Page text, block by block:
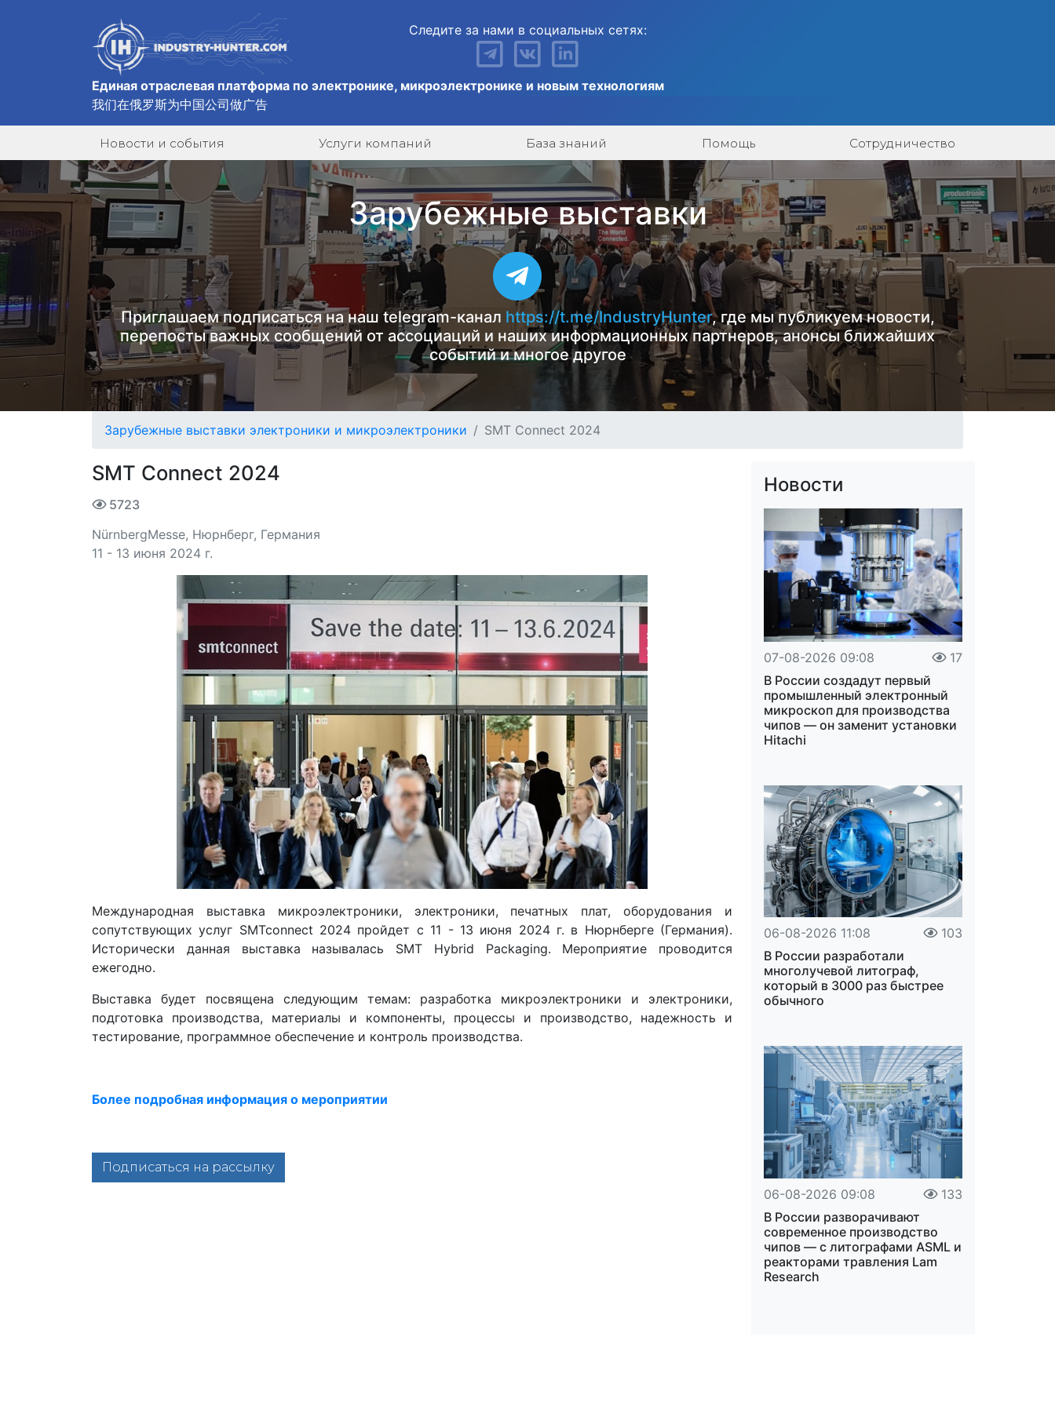
Следите за нами в социальных сетях:
Единая отраслевая платформа по электронике, микроэлектронике и новым технологиям
我们在俄罗斯为中国公司做广告
Новости и события Услуги компаний База знаний Помощь Сотрудничество
Зарубежные выставки
Приглашаем подписаться на наш telegram-канал https://t.me/IndustryHunter, где мы публикуем новости,
перепосты важных сообщений от ассоциаций и наших информационных партнеров, анонсы ближайших
событий и многое другое
Зарубежные выставки электроники и микроэлектроники SMT Connect 2024
SMT Connect 2024
5723
NürnbergMesse, Нюрнберг, Германия
11 - 13 июня 2024 г.
Международная выставка микроэлектроники, электроники, печатных плат, оборудования и
сопутствующих услуг SMTconnect 2024 пройдет с 11 - 13 июня 2024 г. в Нюрнберге (Германия).
Исторически данная выставка называлась SMT Hybrid Packaging. Мероприятие проводится
ежегодно.
Выставка будет посвящена следующим темам: разработка микроэлектроники и электроники,
подготовка производства, материалы и компоненты, процессы и производство, надежность и
тестирование, программное обеспечение и контроль производства.
Более подробная информация о мероприятии
Подписаться на рассылку
Новости
07-08-2026 09:08
17
В России создадут первый
промышленный электронный
микроскоп для производства
чипов — он заменит установки
Hitachi
06-08-2026 11:08
103
В России разработали
многолучевой литограф,
который в 3000 раз быстрее
обычного
06-08-2026 09:08
133
В России разворачивают
современное производство
чипов — с литографами ASML и
реакторами травления Lam
Research